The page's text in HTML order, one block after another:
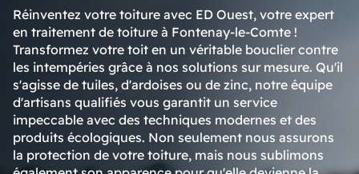
Réinventez votre toiture avec ED Ouest, votre expert
en traitement de toiture à Fontenay-le-Comte !
Transformez votre toit en un véritable bouclier contre
les intempéries grâce à nos solutions sur mesure. Qu'il
s'agisse de tuiles, d'ardoises ou de zinc, notre équipe
d'artisans qualifiés vous garantit un service
impeccable avec des techniques modernes et des
produits écologiques. Non seulement nous assurons
la protection de votre toiture, mais nous sublimons